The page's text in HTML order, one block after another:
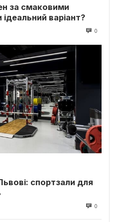
за смаковими
варіант?
0
спортзали для
0